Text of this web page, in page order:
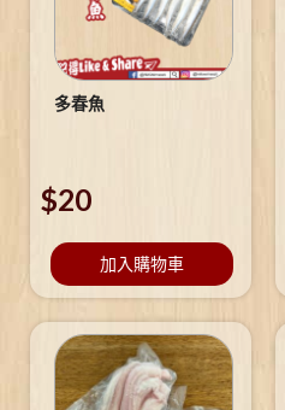
多春魚
$20
加入購物車